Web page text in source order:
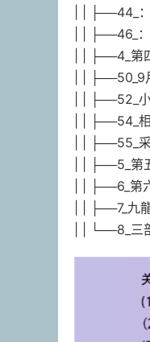
| | ├──44_
| | ├──46_
| | ├──4_第
| |
| | ├──52_
| | ├──54_
| | ├──55_
| | ├──5_第
| | ├──6_第
| | ├──7_九
| | └──8_三